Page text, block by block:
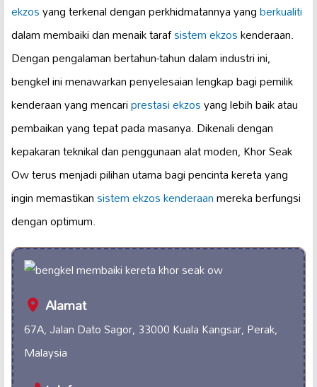
ekzosyang terkenal dengan perkhidmatannya yangberkualiti
dalam membaiki dan menaik tarafsistem ekzoskenderaan.
Dengan pengalaman bertahun-tahun dalam industri ini,
bengkel ini menawarkan penyelesaian lengkap bagi pemilik
kenderaan yang mencariprestasi ekzosyang lebih baik atau
pembaikan yang tepat pada masanya. Dikenali dengan
kepakaran teknikal dan penggunaan alat moden, Khor Seak
Ow terus menjadi pilihan utama bagi pencinta kereta yang
ingin memastikansistem ekzos kenderaanmereka berfungsi
dengan optimum.
Alamat
67A, Jalan Dato Sagor, 33000 Kuala Kangsar, Perak,
Malaysia